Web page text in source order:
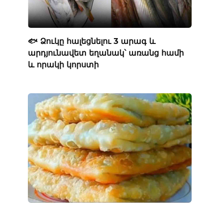
🐟 Ձուկը հալեցնելու 3 արագ և
արդյունավետ եղանակ՝ առանց համի
և որակի կորստի